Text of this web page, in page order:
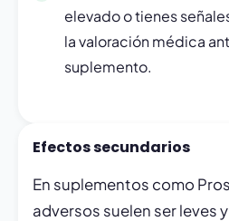
elevado o tienes
la valoración médica
suplemento.
Efectos secundarios
En suplementos como
adversos suelen ser leves